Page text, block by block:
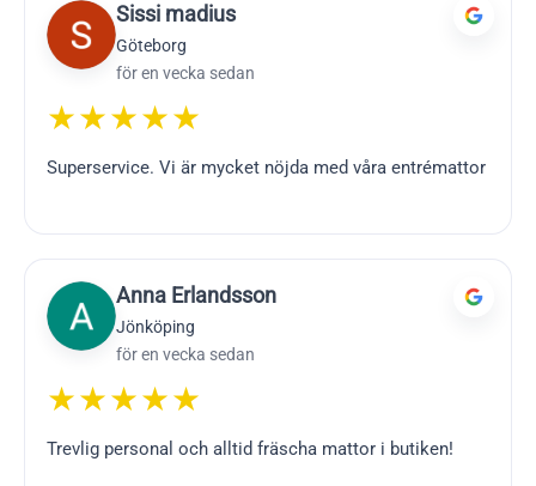
Sissi madius
Göteborg
för en vecka sedan
★★★★★
Superservice. Vi är mycket nöjda med våra entrémattor
Anna Erlandsson
Jönköping
för en vecka sedan
★★★★★
Trevlig personal och alltid fräscha mattor i butiken!